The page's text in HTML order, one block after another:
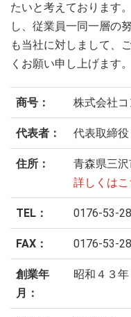
たいと考えております
し、従業員一同一層の
も当社に対しまして、
くお願い申し上げます。
商号： 株式会社コ
代表者： 代表取締
住所：
青森県三
詳しくはこ
TEL： 0176-53-
FAX： 0176-53-
創業年
月：
昭和４３年